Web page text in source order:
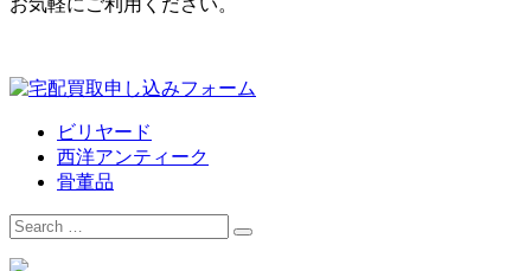
ビリヤード
西洋アンティーク
骨董品
Search
for: